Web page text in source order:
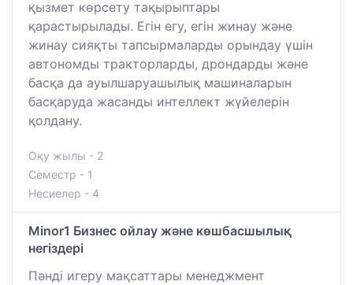
қызмет көрсету тақырыптары
қарастырылады. Егін егу, егін жинау және
жинау сияқты тапсырмаларды орындау үшін
автономды тракторларды, дрондарды және
басқа да ауылшаруашылық машиналарын
басқаруда жасанды интеллект жүйелерін
қолдану.
Оқу жылы - 2
Семестр - 1
Несиелер - 4
Minor1 Бизнес ойлау және көшбасшылық
негіздері
Пәнді игеру мақсаттары менеджмент